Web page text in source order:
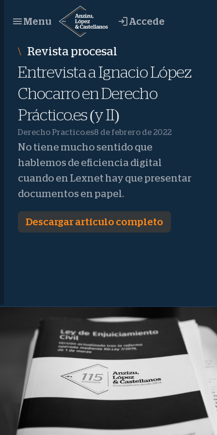
contenido
Menu Accede
Revista procesal
Entrevista a Ignacio López
Chocarro en Derecho
Práctico.es (y II)
Derecho Practico.es8 de febrero de 2022
No tiene mucho sentido que
hablemos de eficiencia digital
cuando en Lexnet hay que presentar
documentos en papel.
Descargar artículo completo